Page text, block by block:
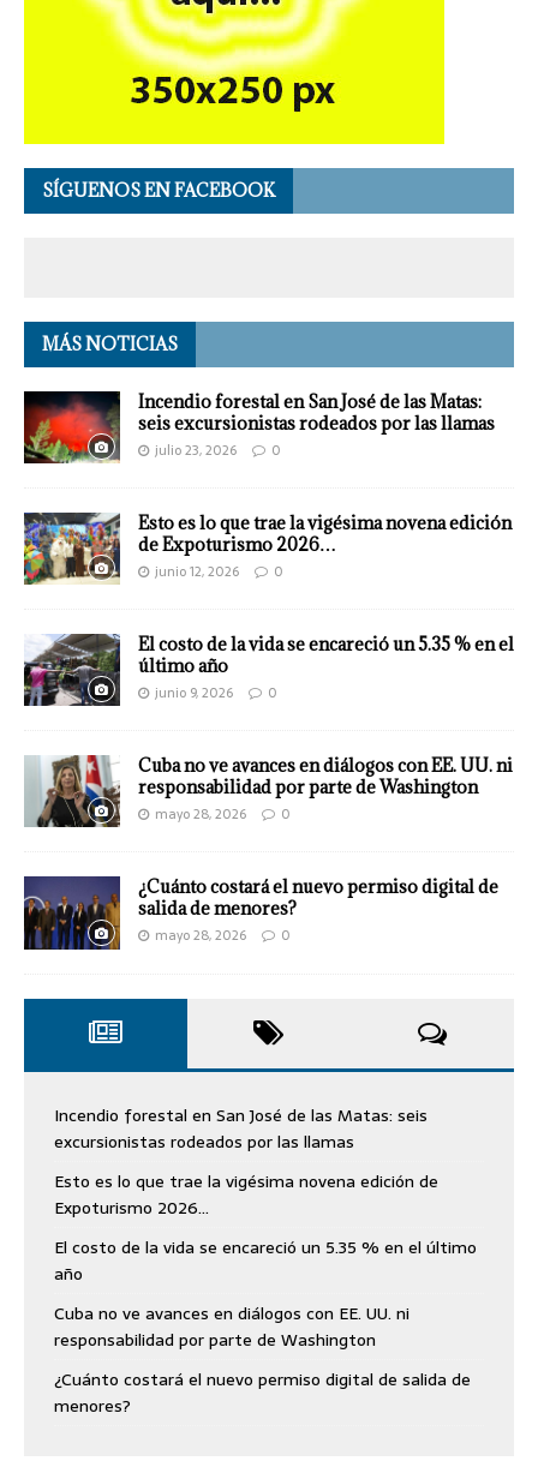
SÍGUENOS EN FACEBOOK
MÁS NOTICIAS
Incendio forestal en San José de las Matas:
seis excursionistas rodeados por las llamas
julio 23, 2026 0
Esto es lo que trae la vigésima novena edición
de Expoturismo 2026…
junio 12, 2026 0
El costo de la vida se encareció un 5.35 % en el
último año
junio 9, 2026 0
Cuba no ve avances en diálogos con EE. UU. ni
responsabilidad por parte de Washington
mayo 28, 2026 0
¿Cuánto costará el nuevo permiso digital de
salida de menores?
mayo 28, 2026 0
Incendio forestal en San José de las Matas: seis
excursionistas rodeados por las llamas
Esto es lo que trae la vigésima novena edición de
Expoturismo 2026…
El costo de la vida se encareció un 5.35 % en el último
año
Cuba no ve avances en diálogos con EE. UU. ni
responsabilidad por parte de Washington
¿Cuánto costará el nuevo permiso digital de salida de
menores?